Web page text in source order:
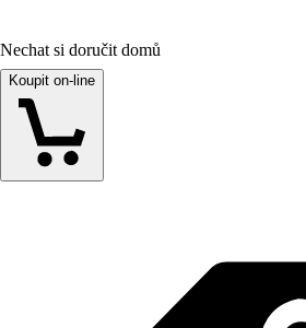
Nechat si doručit domů
Koupit on-line